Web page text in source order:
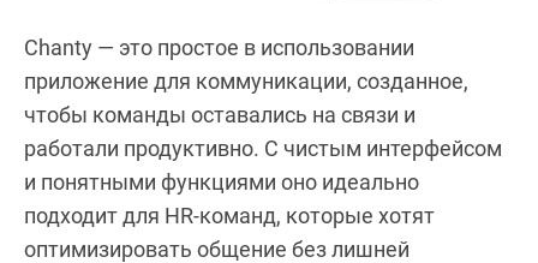
Chanty — это простое в использовании
приложение для коммуникации, созданное,
чтобы команды оставались на связи и
работали продуктивно. С чистым интерфейсом
и понятными функциями оно идеально
подходит для HR-команд, которые хотят
оптимизировать общение без лишней